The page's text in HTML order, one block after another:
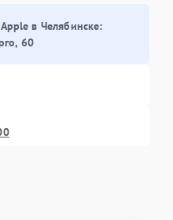
в Челябинске:
60